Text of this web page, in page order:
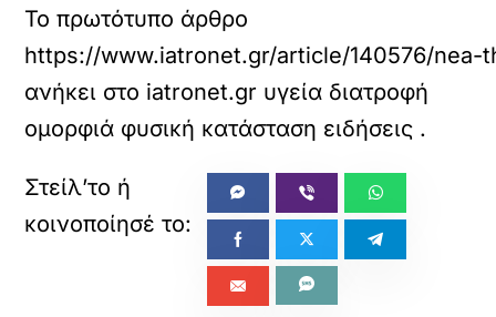
Το πρωτότυπο άρθρο
https://www.iatronet.gr/article/140576/
ανήκει στο iatronet.gr υγεία διατροφή
ομορφιά φυσική κατάσταση ειδήσεις .